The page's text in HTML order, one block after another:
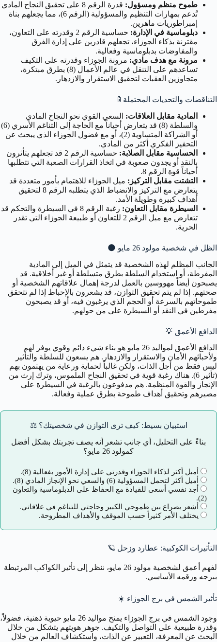
طموح منظم ومسؤول:
قدرة الرقم 8 على تحقيق النجاح المادي
تُدعم بمهارات التنظيم والمسؤولية (الرقم 6)، مما يجعلهم بناة
إمبراطوريات ماهرين.
دبلوماسية في الإدارة:
حساسية الرقم 2 وقدرته على التعاون،
مقترنة بذكاء الجوزاء، تجعلهم قادرين على إدارة الفرق
والمفاوضات بدبلوماسية وفعالية.
مرونة مع هدف مادي: مرونة الجوزاء وقدرته على التكيف
تساعدهم على التنقل في عالم الأعمال (8) بطرق مبتكرة،
متجاوزين العقبات لتحقيق الاستقرار والازدهار.
التناقضات والتحديات المحتملة 🚦
المادية مقابل العلاقات: السعي القوي نحو النجاح المادي
والسلطة (8) قد يتعارض أحياناً مع الحاجة إلى التناغم الأسري (6)
أو الشراكة المتساوية (2)، أو مع فضول الجوزاء الذي يبحث عن
التحفيز الفكري أكثر من المادي.
الحساسية مقابل الصلابة:
حساسية الرقم 2 قد تجعلهم يتأثرون
بالنقد أو يجدون صعوبة في اتخاذ القرارات الصعبة التي تتطلبها
أحياناً قوة الرقم 8.
التشتت مقابل التركيز: ميل الجوزاء للاهتمام بأمور متعددة قد
يتعارض مع التركيز والانضباط الذي يتطلبه الرقم 8 لتحقيق
أهداف كبيرة وطويلة الأمد.
السيطرة مقابل التعاون:
رغبة الرقم 8 في السيطرة والتحكم قد
تتعارض مع ميل الرقم 2 للتعاون أو طبيعة الجوزاء التي تقدر
الحرية.
الظل في شخصية مولود 26 مايو
🌑
الجانب المظلم لهذه الشخصية قد يتمثل في الميل إلى المادية
المفرطة، أو استخدام السلطة بطرق متسلطة أو غير أخلاقية. قد
يصبحون أيضاً مهووسين بالعمل لدرجة إهمال علاقاتهم الشخصية أو
صحتهم. إذا لم يتم تحقيق التوازن، قد يشعرون بالإحباط إذا لم تتحقق
طموحاتهم بالسرعة أو الحجم الذي يرغبون فيه، أو قد يصبحون
مفرطين في النقد أو السيطرة على من حولهم.
الدافع الأعمق 💡
الدافع الأعمق لمواليد 26 مايو هو بناء شيء دائم وقوي يوفر لهم
ولأحبائهم الأمان والاستقرار والازدهار. هم يسعون للسلطة والتأثير
ليس فقط من أجل الذات، ولكن غالباً لحماية ورعاية من يهتمون بهم
(تأثير 6). هناك رغبة قوية في تحقيق النجاح الملموس، وترك إرث من
الإنجاز والقوة المنظمة. هم مدفوعون بالرغبة في السيطرة على
مصيرهم وتحقيق أهداف طموحة بطرق عملية وفعالة.
استبيان بسيط: كيف ترى التوازن في شخصيتك؟ ⚖️
بناءً على التحليل، أي جانب تشعر أنه يصف تجربتك بشكل أفضل
كمولود 26 مايو؟
أميل أكثر لذكاء الجوزاء وقدرتي على إدارة الأمور بفعالية (8).
أميل أكثر لتحمل المسؤولية (6) والسعي نحو الإنجاز المادي (8).
أجد نفسي أسعى للقيادة مع الحفاظ على الدبلوماسية والتعاون
(2).
أشعر بصراع بين طموحي الكبير وحاجتي للتناغم في علاقاتي.
يختلف الأمر كثيراً حسب الموقف والأهداف المطروحة.
التأثيرات الكوكبية: عطارد وزحل 🪐
لفهم أعمق لشخصية مولود 26 مايو، ننظر إلى تأثير الكواكب المرتبطة
ببرجه ورقمه الأساسي.
تأثير الشمس في برج الجوزاء ☀️
وجود الشمس في برج الجوزاء يمنح مواليد 26 مايو حيوية ذهنية، فضولاً،
وقدرة طبيعية على التواصل والتكيف. جوهر هويتهم يتشكل من خلال
البحث عن المعرفة، التعبير عن الذات، واستكشاف العالم من خلال